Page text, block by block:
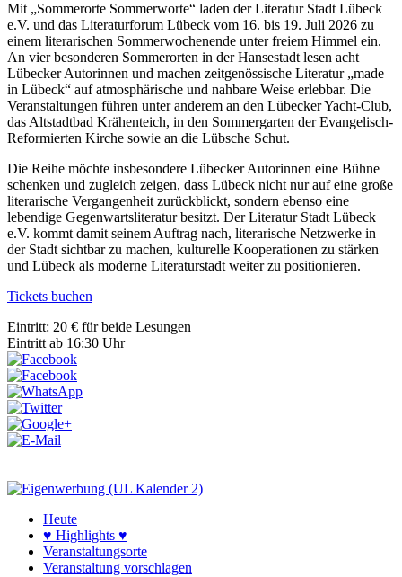
Mit „Sommerorte Sommerworte“ laden der Literatur Stadt Lübeck
e.V. und das Literaturforum Lübeck vom 16. bis 19. Juli 2026 zu
einem literarischen Sommerwochenende unter freiem Himmel ein.
An vier besonderen Sommerorten in der Hansestadt lesen acht
Lübecker Autorinnen und machen zeitgenössische Literatur „made
in Lübeck“ auf atmosphärische und nahbare Weise erlebbar. Die
Veranstaltungen führen unter anderem an den Lübecker Yacht-Club,
das Altstadtbad Krähenteich, in den Sommergarten der Evangelisch-
Reformierten Kirche sowie an die Lübsche Schut.
Die Reihe möchte insbesondere Lübecker Autorinnen eine Bühne
schenken und zugleich zeigen, dass Lübeck nicht nur auf eine große
literarische Vergangenheit zurückblickt, sondern ebenso eine
lebendige Gegenwartsliteratur besitzt. Der Literatur Stadt Lübeck
e.V. kommt damit seinem Auftrag nach, literarische Netzwerke in
der Stadt sichtbar zu machen, kulturelle Kooperationen zu stärken
und Lübeck als moderne Literaturstadt weiter zu positionieren.
Tickets buchen
Eintritt: 20 € für beide Lesungen
Eintritt ab 16:30 Uhr
Heute
♥ Highlights ♥
Veranstaltungsorte
Veranstaltung vorschlagen